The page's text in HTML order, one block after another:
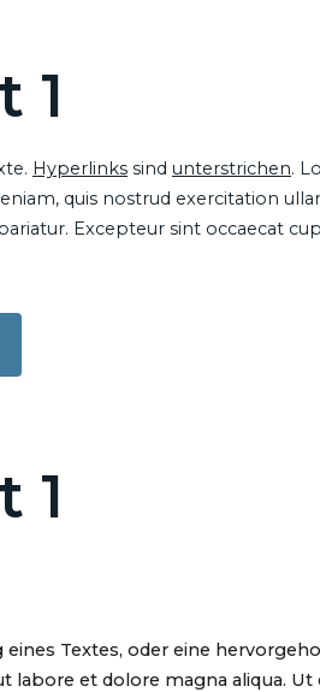
1
Hyperlinks sind unterstrichen.
quis nostrud exercitation
Excepteur sint occaecat
1
Textes, oder eine
labore et dolore magna aliqua.